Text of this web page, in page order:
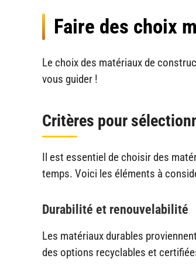
Faire des choix
Le choix des matériaux de
vous guider !
Critères pour
Il est essentiel de choisir des
temps. Voici les éléments à
Durabilité et renouvelabilité
Les matériaux durables
des options recyclables et